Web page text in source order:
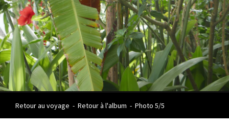
Retour au voyage - Retour à l'album - Photo 5/5